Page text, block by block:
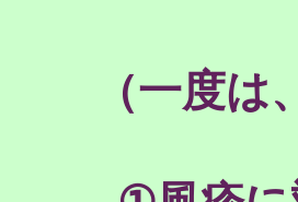
（一度